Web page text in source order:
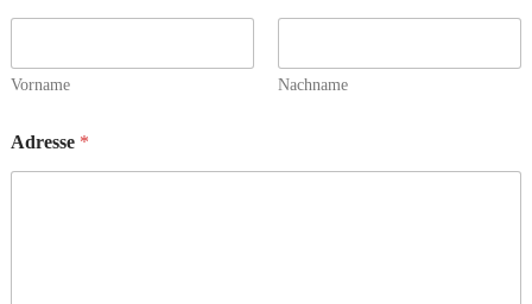
Vorname Nachname
Adresse *